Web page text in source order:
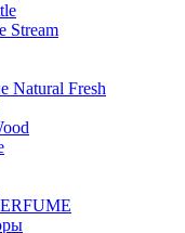
Stream
Natural Fresh